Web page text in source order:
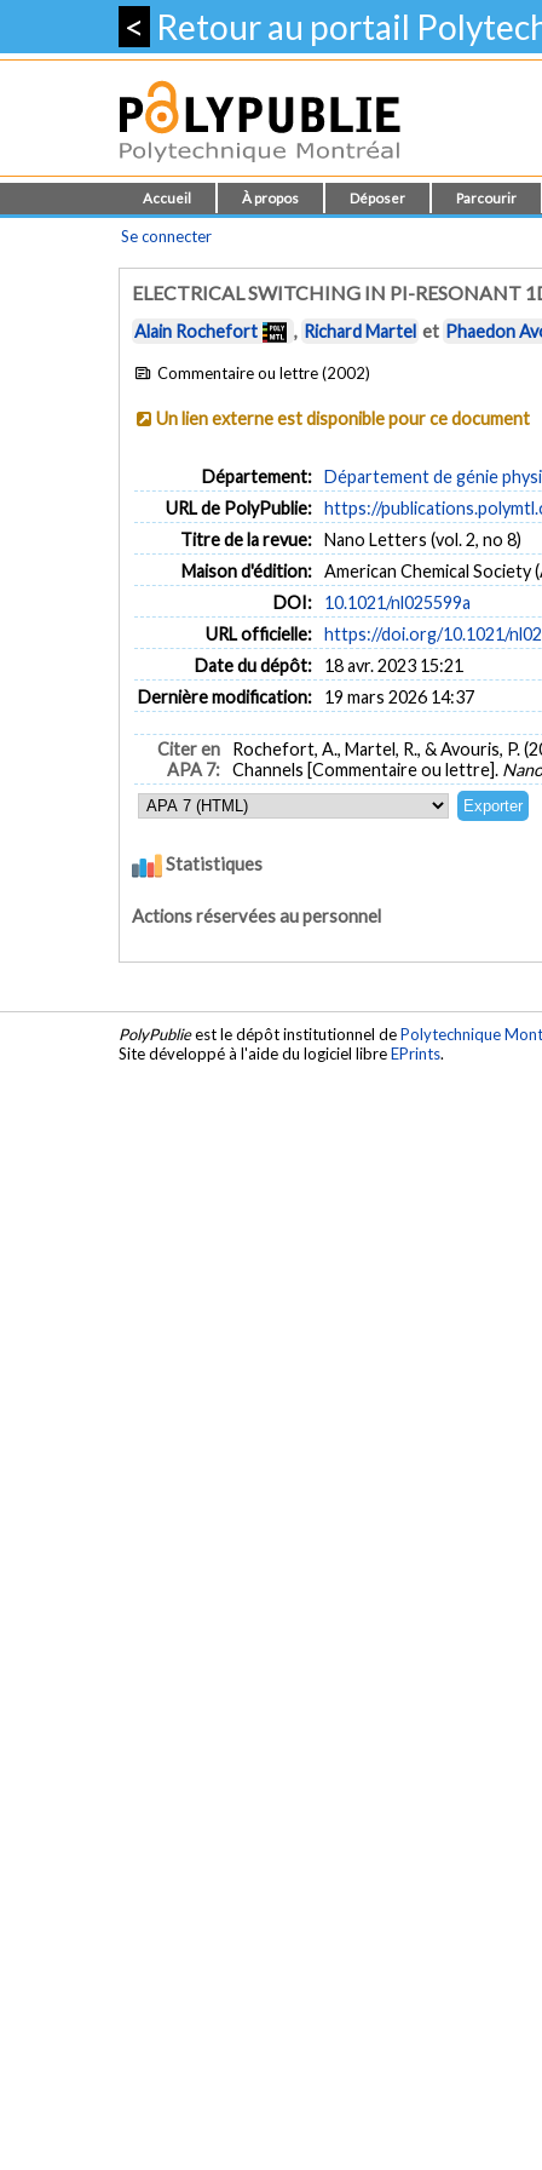
< Retour au portail
Accueil À propos Déposer Parcourir
Se connecter
ELECTRICAL SWITCHING IN PI-RESONANT
Alain Rochefort , Richard Martel et Phaedon
Commentaire ou lettre (2002)
Un lien externe est disponible pour ce document
Département: Département de génie
URL de PolyPublie: https://
Titre de la revue: Nano Letters (vol. 2, no 8)
Maison d'édition: American Chemical Society
DOI:
10.1021/nl025599a
URL officielle: https://doi.org/10.1021/
Date du dépôt:
18 avr. 2023 15:21
Dernière modification:
19 mars 2026 14:37
Citer en
APA 7:
Rochefort, A., Martel, R., & Avouris, P.
Channels [Commentaire ou lettre].
Statistiques
Actions réservées au personnel
PolyPublieest le dépôt institutionnel dePolytechnique
Site développé à l'aide du logiciel libreEPrints.